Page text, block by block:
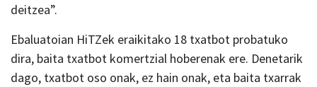
deitzea”.
Ebaluatoian HiTZek eraikitako 18 txatbot probatuko
dira, baita txatbot komertzial hoberenak ere. Denetarik
dago, txatbot oso onak, ez hain onak, eta baita txarrak